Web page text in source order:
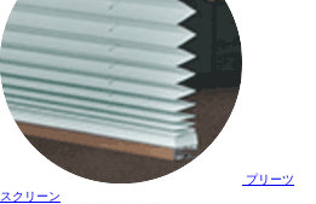
プリーツ
スクリーン